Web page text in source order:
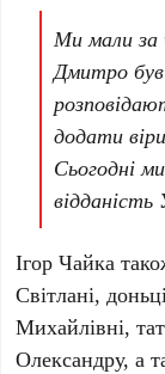
Ми мали за
Дмитро
додати
Сьогодні
відданість
Ігор Чайка
Світлані,
Михайлівні,
Олександру, а